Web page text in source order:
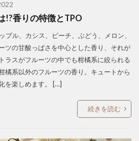
!?香りの特徴とTPO
プル、カシス、ピーチ、ぶどう、メロン、
ツの甘酸っぱさを中心とした香り、それが
ラスがフルーツの中でも柑橘系に絞られる
橘系以外のフルーツの香り。キュートから
を楽しめます。 […]
続きを読む